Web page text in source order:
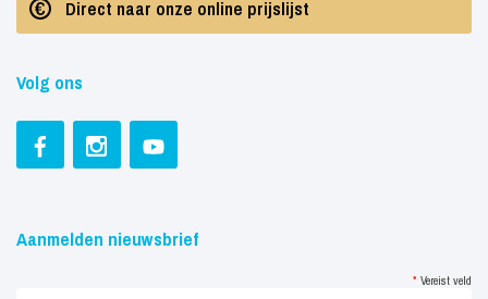
Direct naar onze online prijslijst
Volg ons
Aanmelden nieuwsbrief
* Vereist veld